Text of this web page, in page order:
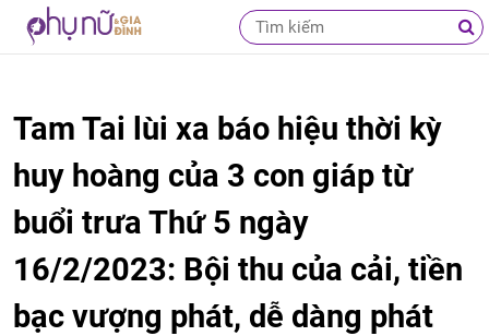
Tam Tai lùi xa báo hiệu thời kỳ
huy hoàng của 3 con giáp từ
buổi trưa Thứ 5 ngày
16/2/2023: Bội thu của cải, tiền
bạc vượng phát, dễ dàng phát